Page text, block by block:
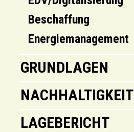
Beschaffung
Energiemanagement
GRUNDLAGEN
NACHHALTIGKEIT
LAGEBERICHT